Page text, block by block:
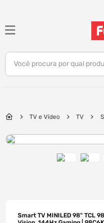
Você procura por qual
TV e Vídeo TV
Smart TV MINILED 98" TCL